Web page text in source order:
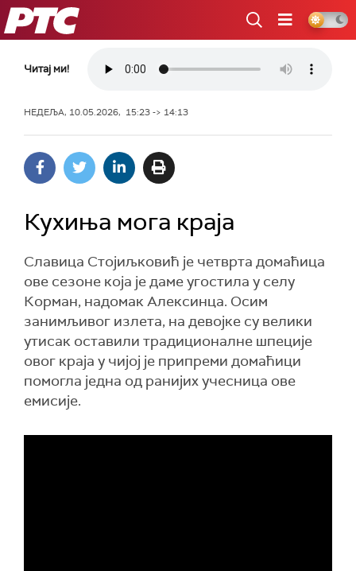
РТС
Читај ми!
НЕДЕЉА, 10.05.2026, 15:23 -> 14:13
Кухиња мога краја
Славица Стојиљковић је четврта домаћица
ове сезоне која је даме угостила у селу
Корман, надомак Алексинца. Осим
занимљивог излета, на девојке су велики
утисак оставили традиционалне шпеције
овог краја у чијој је припреми домаћици
помогла једна од ранијих учесница ове
емисије.